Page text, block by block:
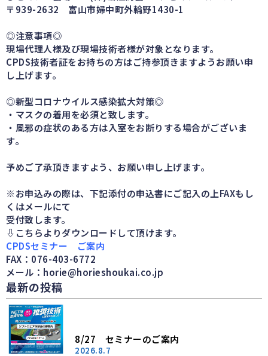
〒939-2632 富山市婦中町外輪野1430-1
◎注意事項◎
現場代理人様及び現場技術者様が対象となります。
CPDS技術者証をお持ちの方はご持参頂きますようお願い申
し上げます。
◎新型コロナウイルス感染拡大対策◎
・マスクの着用を必須と致します。
・風邪の症状のある方は入室をお断りする場合がございま
す。
予めご了承頂きますよう、お願い申し上げます。
※お申込みの際は、下記添付の申込書にご記入の上FAXもし
くはメールにて
受付致します。
⇩ こちらよりダウンロードして頂けます。
CPDSセミナー ご案内
FAX：076-403-6772
メール：horie@horieshoukai.co.jp
最新の投稿
8/27 セミナーのご案内
2026.8.7